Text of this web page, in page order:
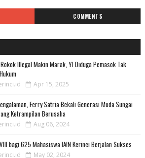
COMMENTS
Illegal Makin Marak, YI Diduga Pemasok Tak
Apr 15, 2025
Ferry Satria Bekali Generasi Muda Sungai
Ketrampilan Berusaha
Aug 06, 2024
bagi 625 Mahasiswa IAIN Kerinci Berjalan Sukses
May 02, 2024